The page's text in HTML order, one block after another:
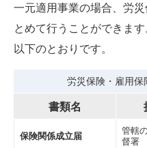
一元適用事業の場合、労
とめて行うことができま
以下のとおりです。
労災保険・雇用
書類名
保険関係成立届
管轄
督署